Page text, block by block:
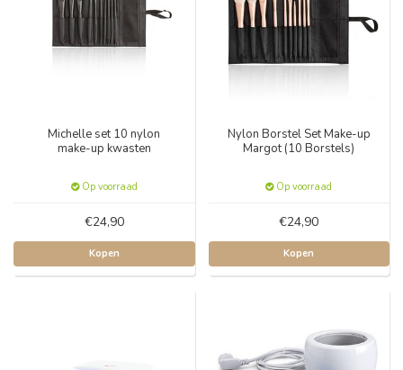
Michelle set 10 nylon
make-up kwasten
Op voorraad
€24,90
Kopen
Nylon Borstel Set Make-up
Margot (10 Borstels)
Op voorraad
€24,90
Kopen